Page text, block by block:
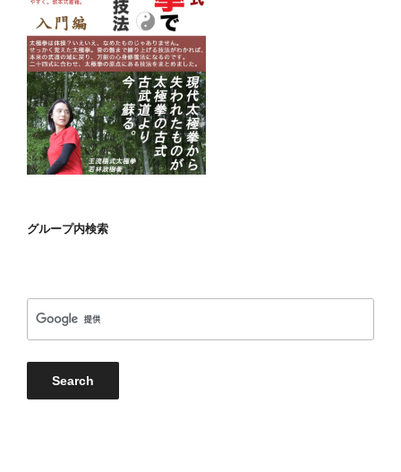
グループ内検索